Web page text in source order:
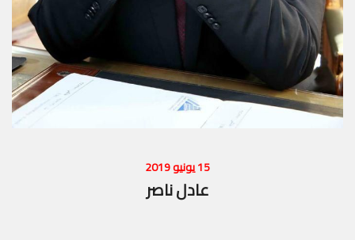
15 يونيو 2019
عادل ناصر